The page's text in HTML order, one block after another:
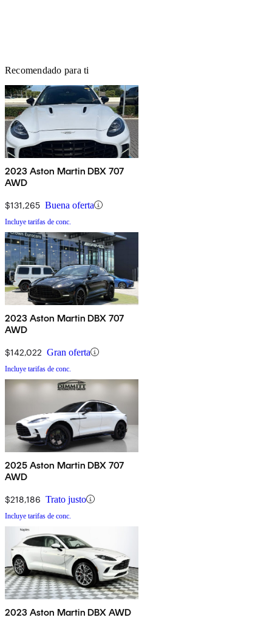
Recomendado para ti
2023 Aston Martin DBX 707
AWD
$131,265 Buena oferta
Incluye tarifas de conc.
2023 Aston Martin DBX 707
AWD
$142,022 Gran oferta
Incluye tarifas de conc.
2025 Aston Martin DBX 707
AWD
$218,186 Trato justo
Incluye tarifas de conc.
2023 Aston Martin DBX AWD